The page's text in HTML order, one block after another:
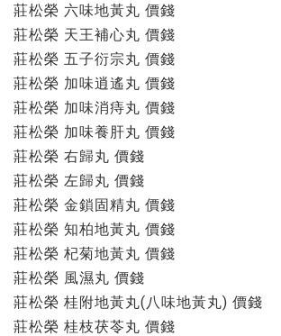
莊松榮 六味地黃丸 價錢
莊松榮 天王補心丸 價錢
莊松榮 五子衍宗丸 價錢
莊松榮 加味逍遙丸 價錢
莊松榮 加味消痔丸 價錢
莊松榮 加味養肝丸 價錢
莊松榮 右歸丸 價錢
莊松榮 左歸丸 價錢
莊松榮 金鎖固精丸 價錢
莊松榮 知柏地黃丸 價錢
莊松榮 杞菊地黃丸 價錢
莊松榮 風濕丸 價錢
莊松榮 桂附地黃丸(八味地黃丸) 價錢
莊松榮 桂枝茯苓丸 價錢